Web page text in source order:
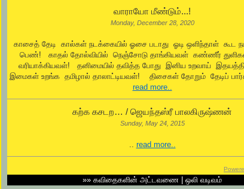
வாராயோ மீண்டும்...!
Monday, December 28, 2020
காசைத் தேடி கால்கள் நடக்கையில் ஓசை படாது ஓடி ஒளிந்தாள் கூட
பெண்! காதல் தோல்வியில் நெஞ்சோடு தாங்கியவள் கண்ணீர்
வரியாக்கியவள்! தனிமையில் தவித்த போது இனிய உறவாய்
இமைகள் உறங்க தமிழால் தாலாட்டியவள்! திசைகள் தோறும் தேடிப்
read more..
கற்க கசடற… / ஜெயந்தஸ்ரீ பாலகிருஷ்ணன்
Sunday, May 24, 2015
.. read more..
»» கவிதைகளின் அட்டவணை ஒலி வடிவம்